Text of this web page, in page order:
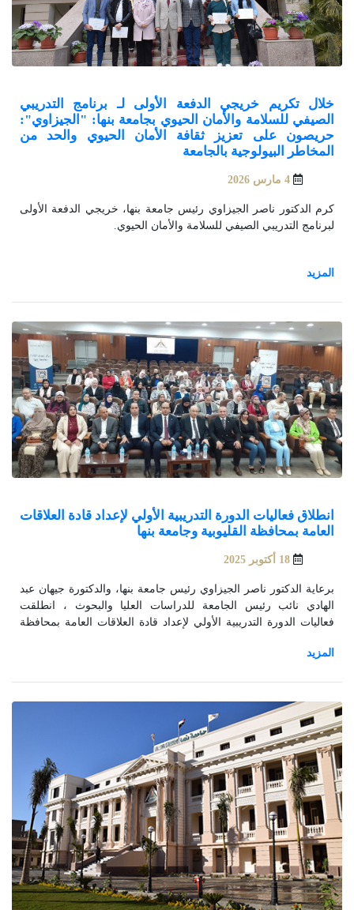
خلال تكريم خريجي الدفعة الأولى لـ برنامج التدريبي
الصيفي للسلامة والأمان الحيوي بجامعة بنها: "الجيزاوي":
حريصون على تعزيز ثقافة الأمان الحيوي والحد من
المخاطر البيولوجية بالجامعة
4 مارس 2026
كرم الدكتور ناصر الجيزاوي رئيس جامعة بنها، خريجي الدفعة الأولى
لبرنامج التدريبي الصيفي للسلامة والأمان الحيوي.
انطلاق فعاليات الدورة التدريبية الأولي لإعداد قادة العلاقات
العامة بمحافظة القليوبية وجامعة بنها
18 أكتوبر 2025
برعاية الدكتور ناصر الجيزاوي رئيس جامعة بنها، والدكتورة جيهان عبد
الهادي نائب رئيس الجامعة للدراسات العليا والبحوث ، انطلقت
فعاليات الدورة التدريبية الأولي لإعداد قادة العلاقات العامة بمحافظة
الفعاليات حتى يوم الثلاثاء ٢١ أكتوبر الجارى.